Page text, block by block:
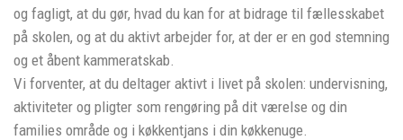
og fagligt, at du gør, hvad du kan for at bidrage til fællesskabet
på skolen, og at du aktivt arbejder for, at der er en god stemning
og et åbent kammeratskab.
Vi forventer, at du deltager aktivt i livet på skolen: undervisning,
aktiviteter og pligter som rengøring på dit værelse og din
families område og i køkkentjans i din køkkenuge.